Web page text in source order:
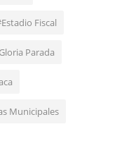
Fiscal
Parada
Municipales